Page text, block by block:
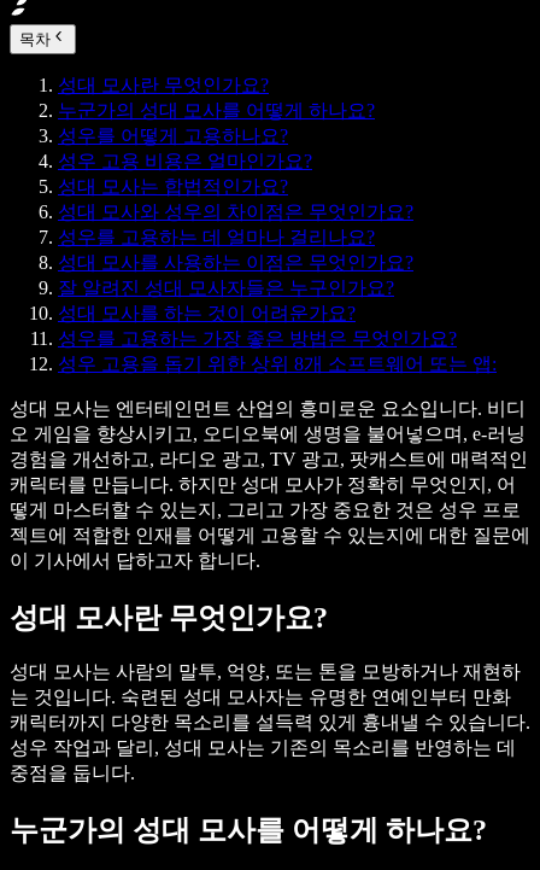
목차
성대 모사란 무엇인가요?
누군가의 성대 모사를 어떻게 하나요?
성우를 어떻게 고용하나요?
성우 고용 비용은 얼마인가요?
성대 모사는 합법적인가요?
성대 모사와 성우의 차이점은 무엇인가요?
성우를 고용하는 데 얼마나 걸리나요?
성대 모사를 사용하는 이점은 무엇인가요?
잘 알려진 성대 모사자들은 누구인가요?
성대 모사를 하는 것이 어려운가요?
성우를 고용하는 가장 좋은 방법은 무엇인가요?
성우 고용을 돕기 위한 상위 8개 소프트웨어 또는 앱:
성대 모사는 엔터테인먼트 산업의 흥미로운 요소입니다. 비디
오 게임을 향상시키고, 오디오북에 생명을 불어넣으며, e-러닝
경험을 개선하고, 라디오 광고, TV 광고, 팟캐스트에 매력적인
캐릭터를 만듭니다. 하지만 성대 모사가 정확히 무엇인지, 어
떻게 마스터할 수 있는지, 그리고 가장 중요한 것은 성우 프로
젝트에 적합한 인재를 어떻게 고용할 수 있는지에 대한 질문에
이 기사에서 답하고자 합니다.
성대 모사란 무엇인가요?
성대 모사는 사람의 말투, 억양, 또는 톤을 모방하거나 재현하
는 것입니다. 숙련된 성대 모사자는 유명한 연예인부터 만화
캐릭터까지 다양한 목소리를 설득력 있게 흉내낼 수 있습니다.
성우 작업과 달리, 성대 모사는 기존의 목소리를 반영하는 데
중점을 둡니다.
누군가의 성대 모사를 어떻게 하나요?